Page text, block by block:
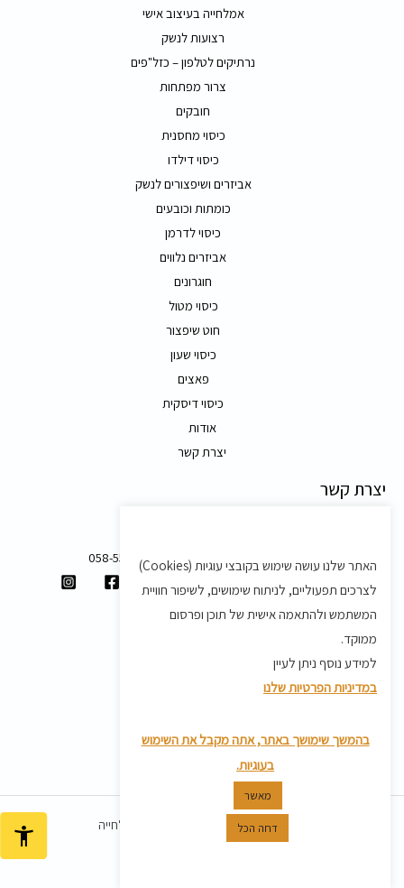
אמלחייה בעיצוב אישי
רצועות לנשק
נרתיקים לטלפון – כזל"פים
צרור מפתחות
חובקים
כיסוי מחסנית
כיסוי דילדו
אביזרים ושיפצורים לנשק
כומתות וכובעים
כיסוי לדרמן
אביזרים נלווים
חוגרונים
כיסוי מטול
חוט שיפצור
כיסוי שעון
פאצים
כיסוי דיסקית
אודות
יצרת קשר
יצרת קשר
058-5557588
shvartz.order@gmail.com
תנאים ותקנון
מדיניות החזרת מוצרים
כל הזכויות שמורות ל© 2026 שוורץ אמלחייה
האתר שלנו עושה שימוש בקובצי עוגיות (Cookies)
לצרכים תפעוליים, לניתוח שימושים, לשיפור חוויית
המשתמש ולהתאמה אישית של תוכן ופרסום
ממוקד.
למידע נוסף ניתן לעיין
במדיניות הפרטיות שלנו
בהמשך שימושך באתר, אתה מקבל את השימוש
בעוגיות.
מאשר
דחה הכל